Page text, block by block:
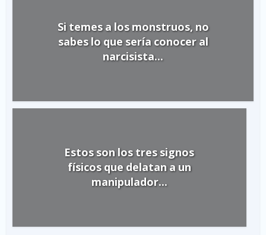
Si temes a los monstruos, no
sabes lo que sería conocer al
narcisista...
Estos son los tres signos
físicos que delatan a un
manipulador...